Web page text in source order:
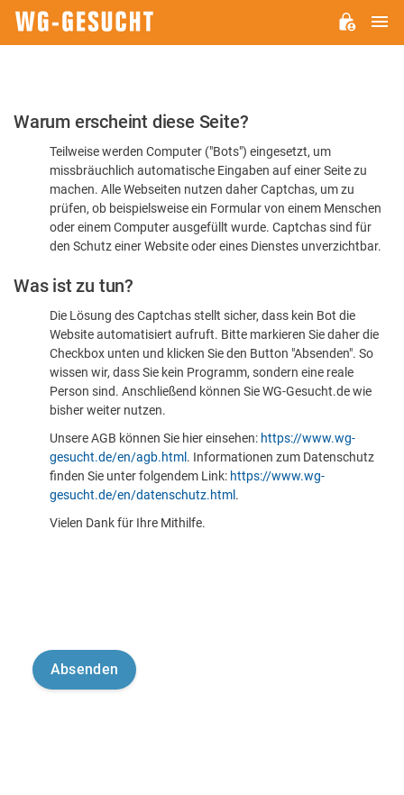
Bitte
dass
sind
Warum erscheint diese Seite?
Teilweise werden Computer ("Bots") eingesetzt, um
missbräuchlich automatische Eingaben auf einer Seite zu
machen. Alle Webseiten nutzen daher Captchas, um zu
prüfen, ob beispielsweise ein Formular von einem Menschen
oder einem Computer ausgefüllt wurde. Captchas sind für
den Schutz einer Website oder eines Dienstes unverzichtbar.
Was ist zu tun?
Die Lösung des Captchas stellt sicher, dass kein Bot die
Website automatisiert aufruft. Bitte markieren Sie daher die
Checkbox unten und klicken Sie den Button "Absenden". So
wissen wir, dass Sie kein Programm, sondern eine reale
Person sind. Anschließend können Sie WG-Gesucht.de wie
bisher weiter nutzen.
Unsere AGB können Sie hier einsehen: https://www.wg-
gesucht.de/en/agb.html . Informationen zum Datenschutz
finden Sie unter folgendem Link: https://www.wg-
gesucht.de/en/datenschutz.html .
Vielen Dank für Ihre Mithilfe.